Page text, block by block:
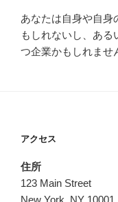
あなたは自身や自身
もしれないし、あ
つ企業かもしれませ
アクセス
住所
123 Main Street